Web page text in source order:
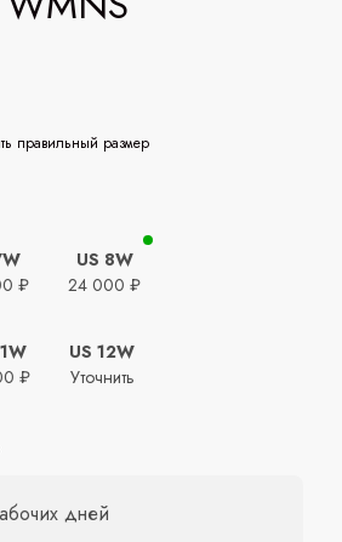
правильный размер
₽
US 8W
24 000 ₽
₽
US 12W
Уточнить
дней